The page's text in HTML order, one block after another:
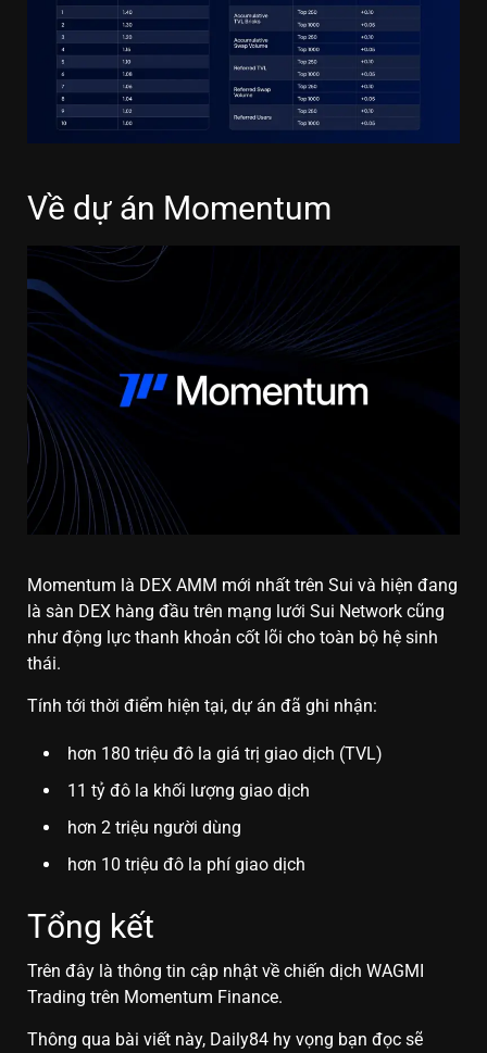
Về dự án Momentum
Momentum là DEX AMM mới nhất trên Sui và hiện đang
là sàn DEX hàng đầu trên mạng lưới Sui Network cũng
như động lực thanh khoản cốt lõi cho toàn bộ hệ sinh
thái.
Tính tới thời điểm hiện tại, dự án đã ghi nhận:
hơn 180 triệu đô la giá trị giao dịch (TVL)
11 tỷ đô la khối lượng giao dịch
hơn 2 triệu người dùng
hơn 10 triệu đô la phí giao dịch
Tổng kết
Trên đây là thông tin cập nhật về chiến dịch WAGMI
Trading trên Momentum Finance.
Thông qua bài viết này, Daily84 hy vọng bạn đọc sẽ